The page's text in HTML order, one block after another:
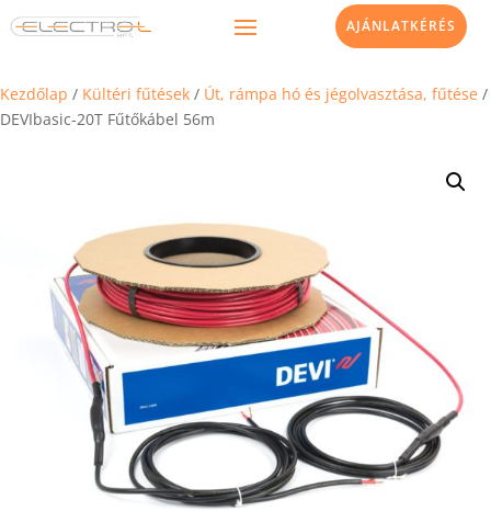
AJÁNLATKÉRÉS
Kezdőlap / Kültéri fűtések / Út, rámpa hó és jégolvasztása, fűtése /
DEVIbasic-20T Fűtőkábel 56m